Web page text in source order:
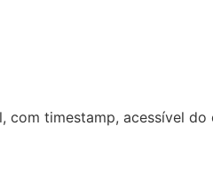
timestamp, acessível